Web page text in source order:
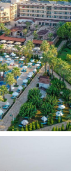
visą parą,
yra
(iki 56